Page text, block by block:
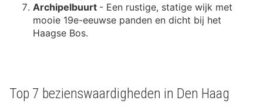
Archipelbuurt - Een rustige, statige wijk met
mooie 19e-eeuwse panden en dicht bij het
Haagse Bos.
Top 7 bezienswaardigheden in Den Haag